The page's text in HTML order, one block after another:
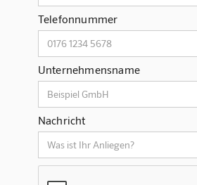
Telefonnummer
Unternehmensname
Nachricht